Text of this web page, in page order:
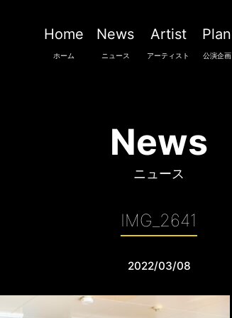
Home
ホーム
News
ニュース
Artist
アーティスト
Plan
公演企画
News
ニュース
IMG_2641
2022/03/08